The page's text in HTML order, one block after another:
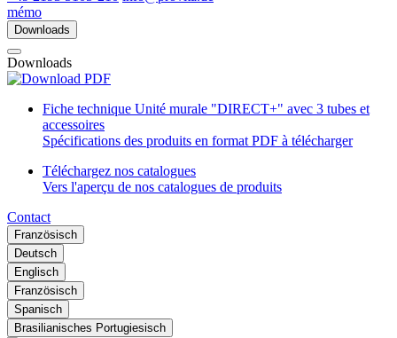
mémo
Downloads
Downloads
Fiche technique Unité murale "DIRECT+" avec 3 tubes et
accessoires
Spécifications des produits en format PDF à télécharger
Téléchargez nos catalogues
Vers l'aperçu de nos catalogues de produits
Contact
Französisch
Deutsch
Englisch
Französisch
Spanisch
Brasilianisches Portugiesisch